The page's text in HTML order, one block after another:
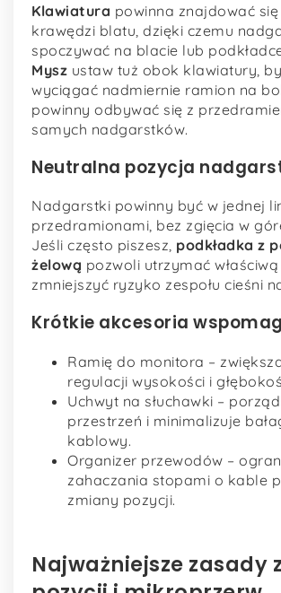
Klawiatura powinna znajdować się
krawędzi blatu, dzięki czemu
spoczywać na blacie lub
Mysz ustaw tuż obok klawiatury,
wyciągać nadmiernie ramion na
powinny odbywać się z
samych nadgarstków.
Neutralna pozycja
Nadgarstki powinny być w jednej
przedramionami, bez zgięcia w
Jeśli często piszesz, podkładka z
żelową pozwoli utrzymać
zmniejszyć ryzyko zespołu cieśni
Krótkie akcesoria
Ramię do monitora –
regulacji wysokości i
Uchwyt na słuchawki –
przestrzeń i minimalizuje
kablowy.
Organizer przewodów –
zahaczania stopami o kable
zmiany pozycji.
Najważniejsze zasady